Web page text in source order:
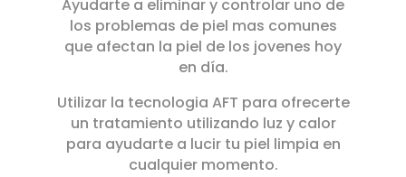
Ayudarte a eliminar y controlar uno de
los problemas de piel mas comunes
que afectan la piel de los jovenes hoy
en día.
Utilizar la tecnologia AFT para ofrecerte
un tratamiento utilizando luz y calor
para ayudarte a lucir tu piel limpia en
cualquier momento.